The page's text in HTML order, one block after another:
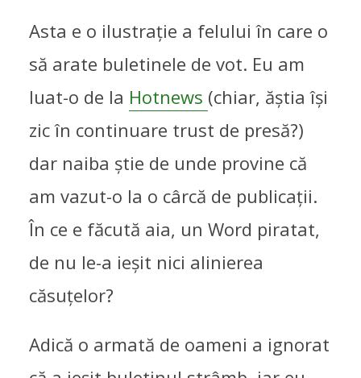
DE CE REFERENDUMUL O
SĂ PICE ÎN CAP
Asta e o ilustrație a felului în care o
să arate buletinele de vot. Eu am
luat-o de la Hotnews (chiar, ăștia își
zic în continuare trust de presă?)
dar naiba știe de unde provine că
am vazut-o la o cârcă de publicații.
În ce e făcută aia, un Word piratat,
de nu le-a ieșit nici alinierea
căsuțelor?
Adică o armată de oameni a ignorat